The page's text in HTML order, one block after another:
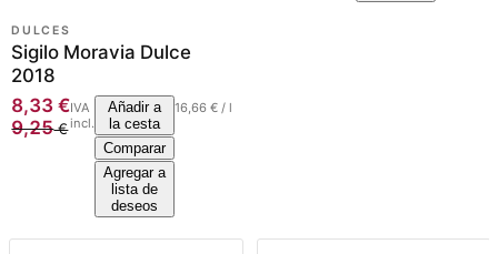
DULCES
Sigilo Moravia Dulce
2018
8,33 €
9,25€
IVA
incl.
16,66 € / l
Añadir a
la cesta
Comparar
Agregar a
lista de
deseos